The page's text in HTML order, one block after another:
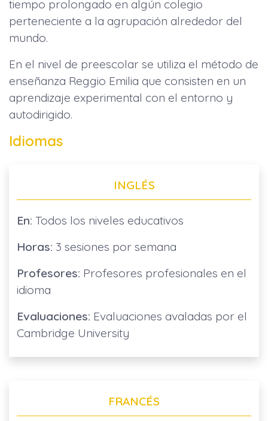
tiempo prolongado en algún colegio
perteneciente a la agrupación alrededor del
mundo.
En el nivel de preescolar se utiliza el método de
enseñanza Reggio Emilia que consisten en un
aprendizaje experimental con el entorno y
autodirigido.
Idiomas
INGLÉS
En: Todos los niveles educativos
Horas: 3 sesiones por semana
Profesores: Profesores profesionales en el
idioma
Evaluaciones: Evaluaciones avaladas por el
Cambridge University
FRANCÉS